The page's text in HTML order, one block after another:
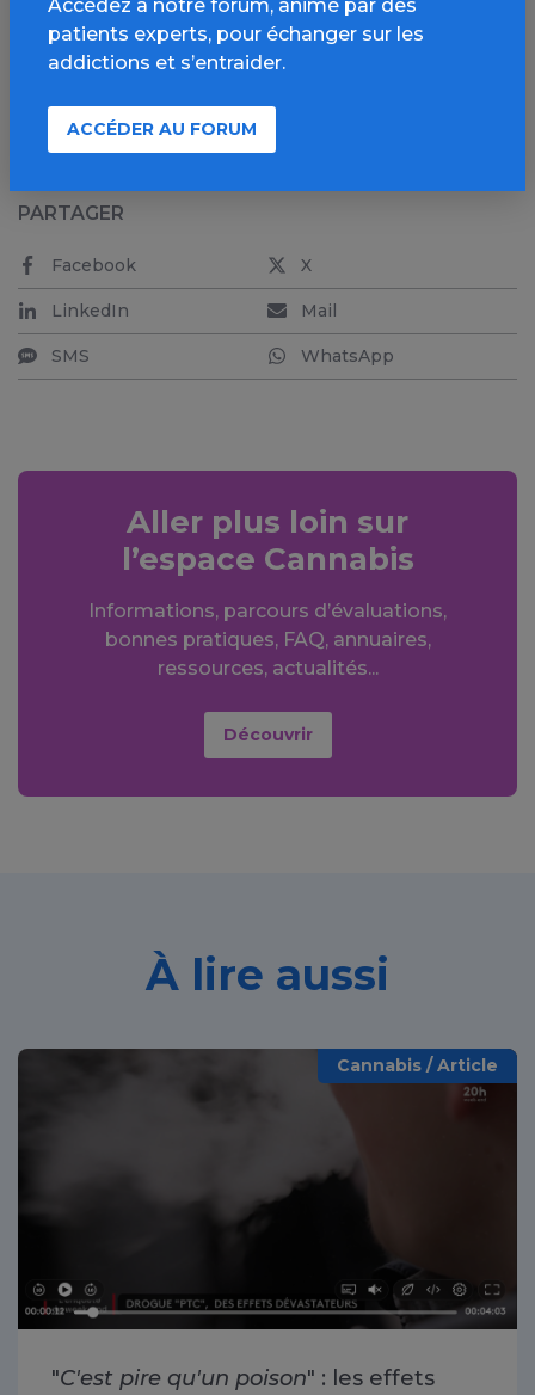
à polynucléaires neutrophiles isolée.
Voir la suite de l’étude sur le site de SOS addictions
en cliquant sur « Consulter en ligne »
PARTAGER
Facebook X
LinkedIn Mail
SMS WhatsApp
Aller plus loin sur
l’espace Cannabis
Informations, parcours d’évaluations,
bonnes pratiques, FAQ, annuaires,
ressources, actualités...
Découvrir
À lire aussi
Cannabis / Article
"C'est pire qu'un poison" : les effets
Accédez à notre forum, animé par des
patients experts, pour échanger sur les
addictions et s’entraider.
ACCÉDER AU FORUM